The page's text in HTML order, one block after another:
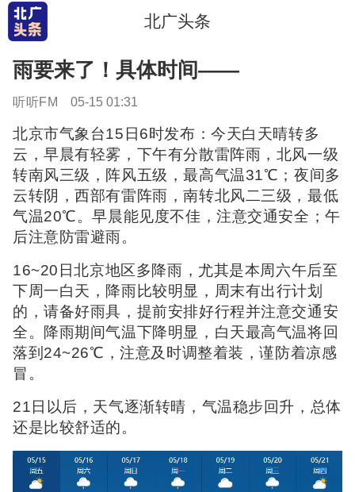
北广头条
雨要来了！具体时间——
听听FM 05-15 01:31
北京市气象台15日6时发布：今天白天晴转多
云，早晨有轻雾，下午有分散雷阵雨，北风一级
转南风三级，阵风五级，最高气温31℃；夜间多
云转阴，西部有雷阵雨，南转北风二三级，最低
气温20℃。早晨能见度不佳，注意交通安全；午
后注意防雷避雨。
16~20日北京地区多降雨，尤其是本周六午后至
下周一白天，降雨比较明显，周末有出行计划
的，请备好雨具，提前安排好行程并注意交通安
全。降雨期间气温下降明显，白天最高气温将回
落到24~26℃，注意及时调整着装，谨防着凉感
冒。
21日以后，天气逐渐转晴，气温稳步回升，总体
还是比较舒适的。